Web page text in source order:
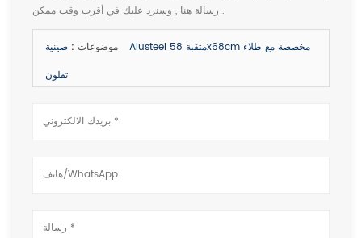
رسالة هنا , وسنرد عليك في أقرب وقت ممكن .
موضوعات : صينية Alusteel مثقبة 58x68cm مخصصة مع طلاء
تفلون